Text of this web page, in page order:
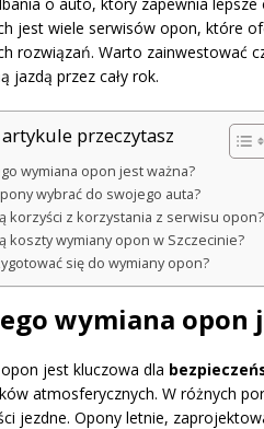
jest wiele serwisów opon, które
rozwiązań. Warto zainwestować
jazdą przez cały rok.
przeczytasz
wymiana opon jest ważna?
wybrać do swojego auta?
korzyści z korzystania z serwisu opon?
koszty wymiany opon w Szczecinie?
się do wymiany opon?
wymiana opon
jest kluczowa dla
atmosferycznych. W różnych
jezdne. Opony letnie,